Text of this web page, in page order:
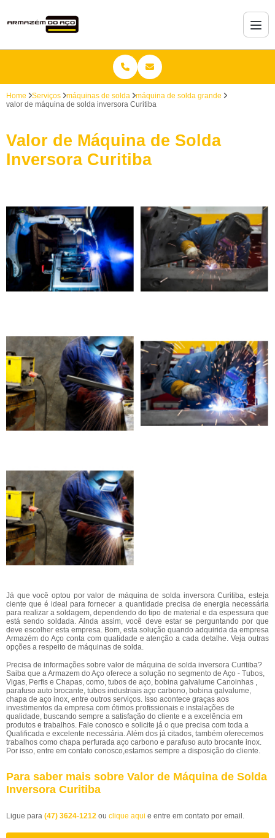
Home Serviços máquinas de solda
máquina de solda grande
valor de máquina de solda inversora Curitiba
Valor de Máquina de Solda
Inversora Curitiba
Já que você optou por valor de máquina de solda inversora Curitiba, esteja
ciente que é ideal para fornecer a quantidade precisa de energia necessária
para realizar a soldagem, dependendo do tipo de material e da espessura que
está sendo soldada. Ainda assim, você deve estar se perguntando por que
deve escolher esta empresa. Bom, esta solução quando adquirida da empresa
Armazém do Aço conta com qualidade e atenção a cada detalhe. Veja outras
opções a respeito de máquinas de solda.
Precisa de informações sobre valor de máquina de solda inversora Curitiba?
Saiba que a Armazem do Aço oferece a solução no segmento de Aço - Tubos,
Vigas, Perfis e Chapas, como, tubos de aço, bobina galvalume Canoinhas ,
parafuso auto brocante, tubos industriais aço carbono, bobina galvalume,
chapa de aço inox, entre outros serviços. Isso acontece graças aos
investimentos da empresa com ótimos profissionais e instalações de
qualidade, buscando sempre a satisfação do cliente e a excelência em
produtos e trabalhos. Fale conosco e solicite já o que precisa com toda a
Qualificada e excelente necessária. Além dos já citados, também oferecemos
trabalhos como chapa perfurada aço carbono e parafuso auto brocante inox.
Por isso, entre em contato conosco,estamos sempre a disposição do cliente.
Para saber mais sobre Valor de Máquina de Solda
Inversora Curitiba
Ligue para (47) 3624-1212 ou clique aqui e entre em contato por email.